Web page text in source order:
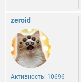
zeroid
Активность: 10696